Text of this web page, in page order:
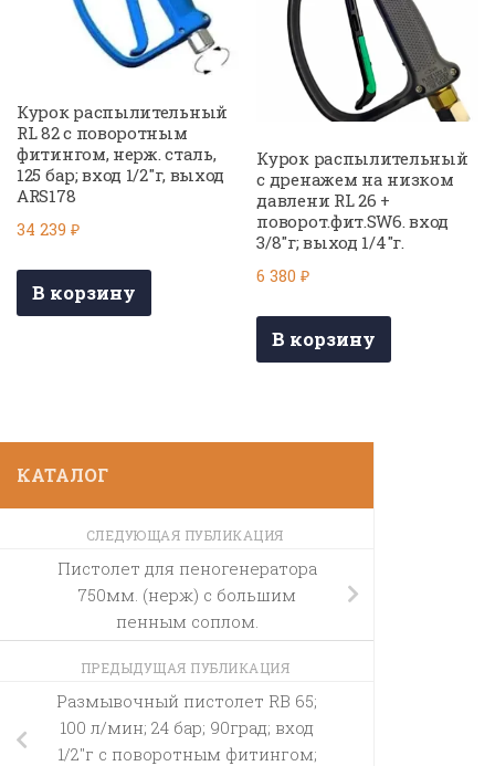
Курок распылительный
RL 82 с поворотным
фитингом, нерж. сталь,
125 бар; вход 1/2″г, выход
ARS178
34 239 ₽
В корзину
Курок распылительный
с дренажем на низком
давлени RL 26 +
поворот.фит.SW6. вход
3/8″г; выход 1/4″г.
6 380₽
В корзину
КАТАЛОГ
СЛЕДУЮЩАЯ ПУБЛИКАЦИЯ
Пистолет для пеногенератора
750мм. (нерж) с большим
пенным соплом.
ПРЕДЫДУЩАЯ ПУБЛИКАЦИЯ
Размывочный пистолет RB 65;
100 л/мин; 24 бар; 90град; вход
1/2″г с поворотным фитингом;